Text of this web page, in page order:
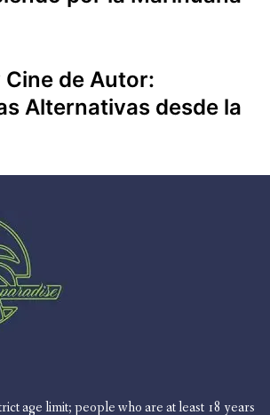
de Autor:
Alternativas desde la
age limit; people who are at least 18 years